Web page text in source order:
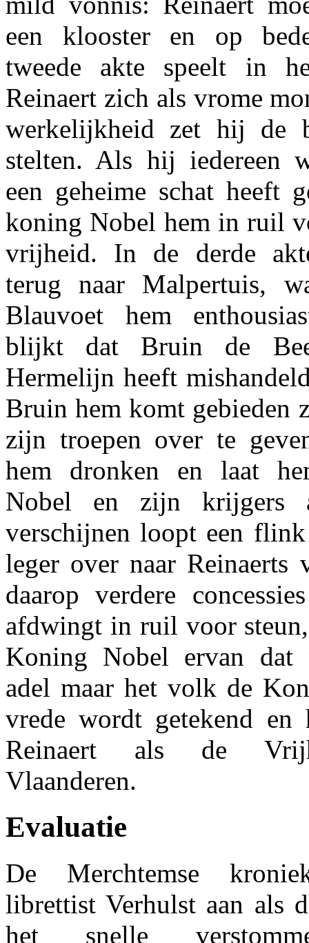
een klooster en op
tweede akte speelt in
Reinaert zich als vrome
werkelijkheid zet hij de
stelten. Als hij iedereen
een geheime schat heeft
koning Nobel hem in ruil
vrijheid. In de derde
terug naar Malpertuis,
Blauvoet hem
blijkt dat Bruin de
Hermelijn heeft
Bruin hem komt gebieden
zijn troepen over te
hem dronken en laat
Nobel en zijn krijgers
verschijnen loopt een
leger over naar Reinaerts
daarop verdere
afdwingt in ruil voor
Koning Nobel ervan dat
adel maar het volk de
vrede wordt getekend en
Reinaert als de
Vlaanderen.
Evaluatie
De Merchtemse
librettist Verhulst aan als
het snelle